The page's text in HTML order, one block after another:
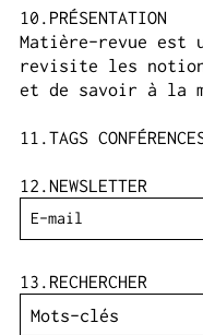
PRÉSENTATION
Matière-revue
revisite les
et de savoir à la
TAGS
NEWSLETTER
RECHERCHER